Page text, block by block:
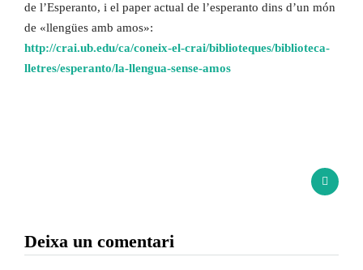
de l’Esperanto, i el paper actual de l’esperanto dins d’un món
de «llengües amb amos»:
http://crai.ub.edu/ca/coneix-el-crai/biblioteques/biblioteca-
lletres/esperanto/la-llengua-sense-amos
Deixa un comentari